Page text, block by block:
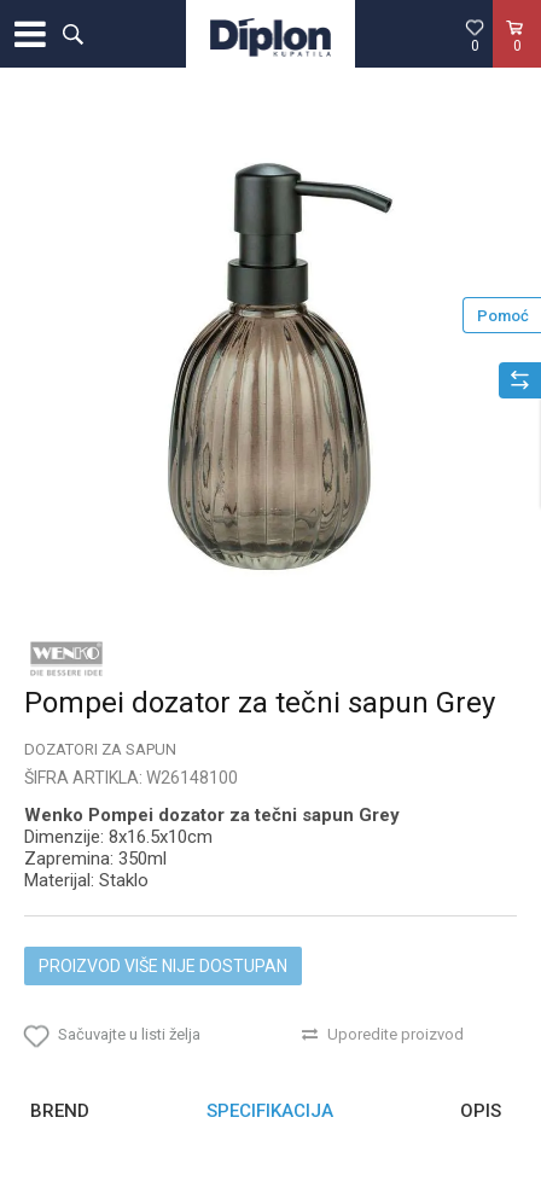
0
0
Pompei dozator za tečni sapun Grey
DOZATORI ZA SAPUN
ŠIFRA ARTIKLA: W26148100
Wenko Pompei dozator za tečni sapun Grey
Dimenzije: 8x16.5x10cm
Zapremina: 350ml
Materijal: Staklo
PROIZVOD VIŠE NIJE DOSTUPAN
Sačuvajte u listi želja Uporedite proizvod
Pomoć
BREND SPECIFIKACIJA OPIS